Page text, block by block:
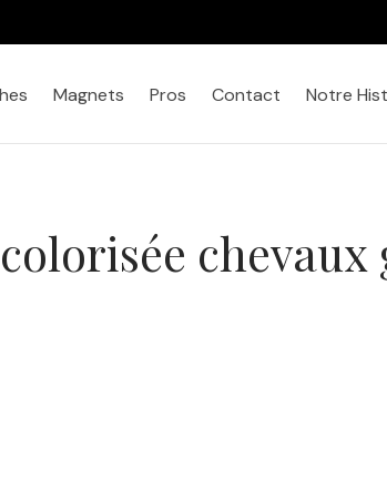
Magnets Pros Contact Notre
chevaux